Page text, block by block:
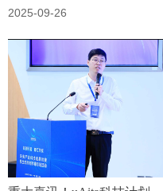
2025-09-26